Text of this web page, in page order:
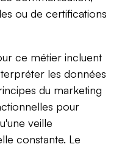
ou de certifications
ce métier incluent
les données
du marketing
pour
veille
constante. Le